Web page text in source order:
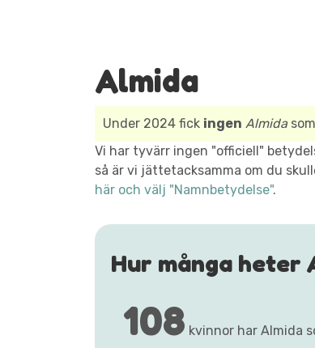
Almida
Under 2024 fick ingen Almida
Vi har tyvärr ingen "officiell"
så är vi jättetacksamma om du
här och välj "Namnbetydelse".
Hur många heter
108 kvinnor har Almida